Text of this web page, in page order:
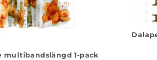
multibandslängd 1-pack